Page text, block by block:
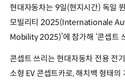
현대자동차는 9일(현지시간) 독일
모빌리티 2025(Internationale
Mobility 2025)’에 참가해 ‘콘셉트
콘셉트 쓰리는 현대자동차 전용 전
소형 EV 콘셉트카로, 해치백 형태의